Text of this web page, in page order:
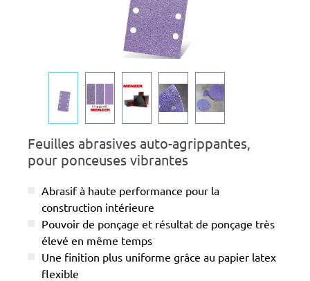
Feuilles abrasives auto-agrippantes,
pour ponceuses vibrantes
Abrasif à haute performance pour la
construction intérieure
Pouvoir de ponçage et résultat de ponçage très
élevé en même temps
Une finition plus uniforme grâce au papier latex
flexible